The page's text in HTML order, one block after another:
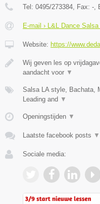
Tel: 0495/273384, Fax: -,
E-mail › L&L Dance
Website: https://
Wij geven les op
aandacht voor ▼
Salsa LA style, Bachata,
Leading and ▼
Openingstijden ▼
Laatste facebook posts ▼
Sociale media: